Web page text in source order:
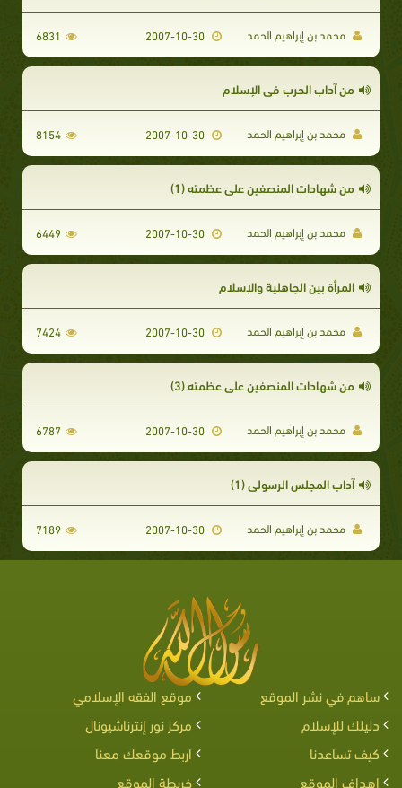
محمد بن إبراهيم الحمد 2007-10-30
6831
من آداب الحرب في الإسلام
محمد بن إبراهيم الحمد 2007-10-30
8154
من شهادات المنصفين على عظمته (1)
محمد بن إبراهيم الحمد 2007-10-30
6449
المرأة بين الجاهلية والإسلام
محمد بن إبراهيم الحمد 2007-10-30
7424
من شهادات المنصفين على عظمته (3)
محمد بن إبراهيم الحمد 2007-10-30
6787
آداب المجلس الرسولي (1)
محمد بن إبراهيم الحمد 2007-10-30
7189
ساهم في نشر الموقع
موقع الفقه الإسلامي
دليلك للإسلام
مركز نور إنترناشيونال
كيف تساعدنا
اربط موقعك معنا
اهداف الموقع
خريطة الموقع